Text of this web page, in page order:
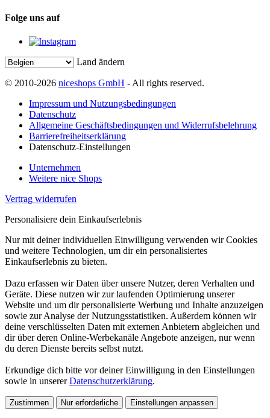
Folge uns auf
Land ändern
© 2010-2026 niceshops GmbH - All rights reserved.
Impressum und Nutzungsbedingungen
Datenschutz
Allgemeine Geschäftsbedingungen und Widerrufsbelehrung
Barrierefreiheitserklärung
Datenschutz-Einstellungen
Unternehmen
Weitere nice Shops
Vertrag widerrufen
Personalisiere dein Einkaufserlebnis
Nur mit deiner individuellen Einwilligung verwenden wir Cookies
und weitere Technologien, um dir ein personalisiertes
Einkaufserlebnis zu bieten.
Dazu erfassen wir Daten über unsere Nutzer, deren Verhalten und
Geräte. Diese nutzen wir zur laufenden Optimierung unserer
Website und um dir personalisierte Werbung und Inhalte anzuzeigen
sowie zur Analyse der Nutzungsstatistiken. Außerdem können wir
deine verschlüsselten Daten mit externen Anbietern abgleichen und
dir über deren Online-Werbekanäle Angebote anzeigen, nur wenn
du deren Dienste bereits selbst nutzt.
Erkundige dich bitte vor deiner Einwilligung in den Einstellungen
sowie in unsererDatenschutzerklärung.
Zustimmen Nur erforderliche Einstellungen anpassen